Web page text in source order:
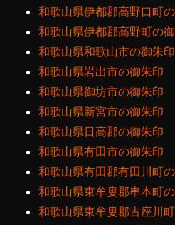
和歌山県伊都郡高野口町
和歌山県伊都郡高野町の
和歌山県和歌山市の御朱印
和歌山県岩出市の御朱印
和歌山県御坊市の御朱印
和歌山県新宮市の御朱印
和歌山県日高郡の御朱印
和歌山県有田市の御朱印
和歌山県有田郡有田川町
和歌山県東牟婁郡串本町
和歌山県東牟婁郡古座川